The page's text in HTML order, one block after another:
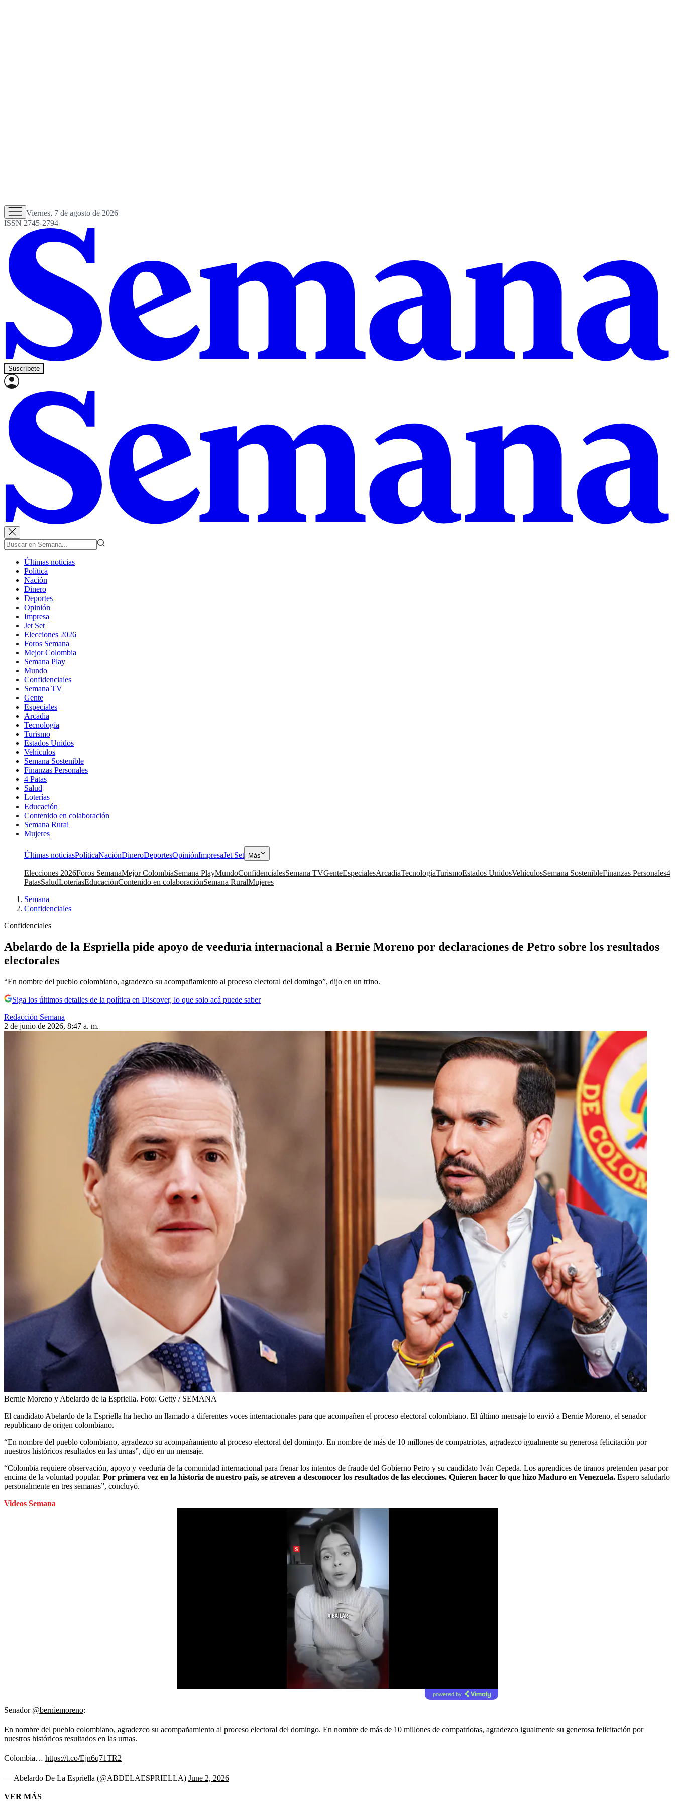
Viernes, 7 de agosto de 2026
ISSN 2745-2794
Suscríbete
Últimas noticias
Política
Nación
Dinero
Deportes
Opinión
Impresa
Jet Set
Elecciones 2026
Foros Semana
Mejor Colombia
Semana Play
Mundo
Confidenciales
Semana TV
Gente
Especiales
Arcadia
Tecnología
Turismo
Estados Unidos
Vehículos
Semana Sostenible
Finanzas Personales
4 Patas
Salud
Loterías
Educación
Contenido en colaboración
Semana Rural
Mujeres
Últimas noticiasPolíticaNaciónDineroDeportesOpiniónImpresaJet Set Más
Elecciones 2026Foros SemanaMejor ColombiaSemana PlayMundoConfidencialesSemana TVGenteEspecialesArcadiaTecnologíaTurismoEstados UnidosVehículosSemana SostenibleFinanzas Personales4
PatasSaludLoteríasEducaciónContenido en colaboraciónSemana RuralMujeres
Semana|
Confidenciales
Confidenciales
Abelardo de la Espriella pide apoyo de veeduría internacional a Bernie Moreno por declaraciones de Petro sobre los resultados
electorales
“En nombre del pueblo colombiano, agradezco su acompañamiento al proceso electoral del domingo”, dijo en un trino.
Siga los últimos detalles de la política en Discover, lo que solo acá puede saber
Redacción Semana
2 de junio de 2026, 8:47 a. m.
Bernie Moreno y Abelardo de la Espriella. Foto: Getty / SEMANA
El candidato Abelardo de la Espriella ha hecho un llamado a diferentes voces internacionales para que acompañen el proceso electoral colombiano. El último mensaje lo envió a Bernie Moreno, el senador
republicano de origen colombiano.
“En nombre del pueblo colombiano, agradezco su acompañamiento al proceso electoral del domingo. En nombre de más de 10 millones de compatriotas, agradezco igualmente su generosa felicitación por
nuestros históricos resultados en las urnas”, dijo en un mensaje.
“Colombia requiere observación, apoyo y veeduría de la comunidad internacional para frenar los intentos de fraude del Gobierno Petro y su candidato Iván Cepeda. Los aprendices de tiranos pretenden pasar por
encima de la voluntad popular. Por primera vez en la historia de nuestro país, se atreven a desconocer los resultados de las elecciones. Quieren hacer lo que hizo Maduro en Venezuela. Espero saludarlo
personalmente en tres semanas”, concluyó.
Videos Semana
powered by
Senador @berniemoreno:
En nombre del pueblo colombiano, agradezco su acompañamiento al proceso electoral del domingo. En nombre de más de 10 millones de compatriotas, agradezco igualmente su generosa felicitación por
nuestros históricos resultados en las urnas.
Colombia… https://t.co/Ejn6q71TR2
— Abelardo De La Espriella (@ABDELAESPRIELLA) June 2, 2026
VER MÁS